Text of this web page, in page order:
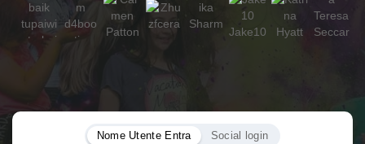
Nome Utente Entra Social login